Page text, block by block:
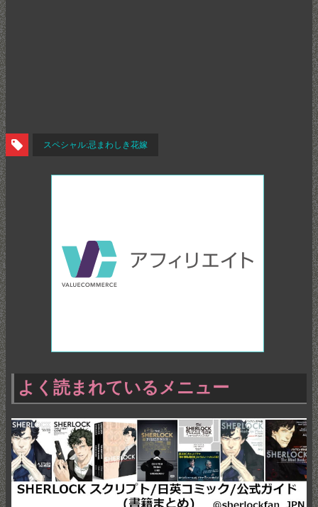
スペシャル:忌まわしき花嫁
よく読まれているメニュー